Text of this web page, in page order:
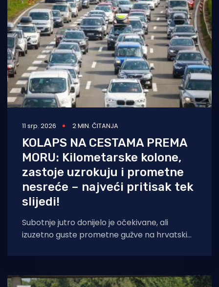
11 srp. 2026 2 MIN. ČITANJA
KOLAPS NA CESTAMA PREMA
MORU: Kilometarske kolone,
zastoje uzrokuju i prometne
nesreće – najveći pritisak tek
slijedi!
Subotnje jutro donijelo je očekivane, ali
izuzetno guste prometne gužve na hrvatskim
autoklub (HAK), promet